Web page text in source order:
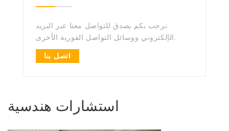
نرحب بكم بصدق للتواصل معنا عبر البريد
الإلكتروني ووسائل التواصل الفورية الأخرى.
اتصل بنا
استشارات هندسية